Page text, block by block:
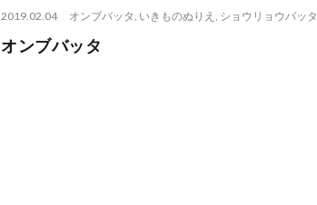
2019.02.04 オンブバッタ, いきものぬりえ, ショウリョウバッタ
オンブバッタ